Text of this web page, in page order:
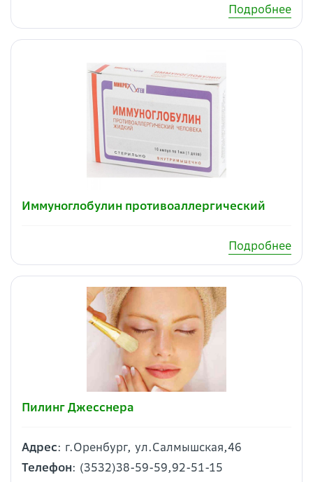
Подробнее
Иммуноглобулин противоаллергический
Подробнее
Пилинг Джесснера
Адрес: г.Оренбург, ул.Салмышская,46
Телефон: (3532)38-59-59,92-51-15